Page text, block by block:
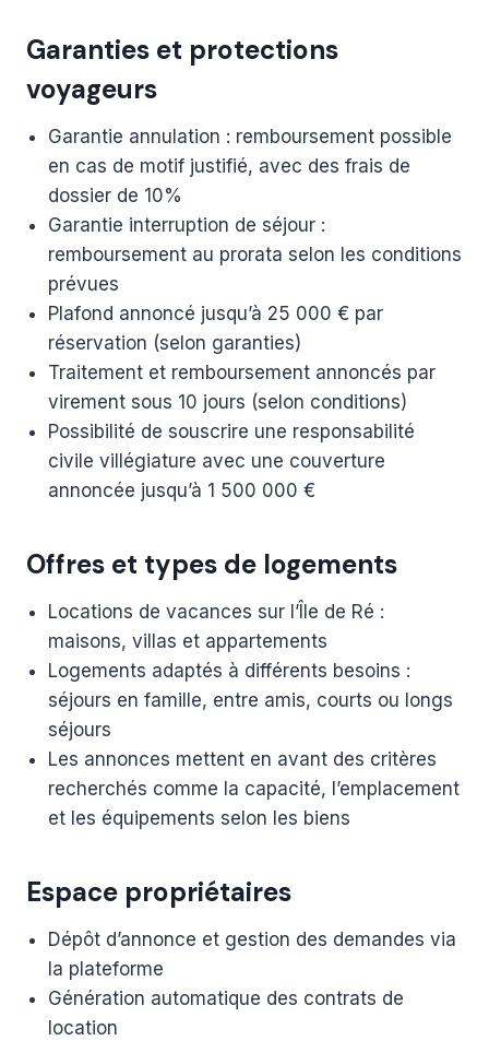
Garanties et protections
voyageurs
Garantie annulation : remboursement possible
en cas de motif justifié, avec des frais de
dossier de 10%
Garantie interruption de séjour :
remboursement au prorata selon les conditions
prévues
Plafond annoncé jusqu’à 25 000 € par
réservation (selon garanties)
Traitement et remboursement annoncés par
virement sous 10 jours (selon conditions)
Possibilité de souscrire une responsabilité
civile villégiature avec une couverture
annoncée jusqu’à 1 500 000 €
Offres et types de logements
Locations de vacances sur l’Île de Ré :
maisons, villas et appartements
Logements adaptés à différents besoins :
séjours en famille, entre amis, courts ou longs
séjours
Les annonces mettent en avant des critères
recherchés comme la capacité, l’emplacement
et les équipements selon les biens
Espace propriétaires
Dépôt d’annonce et gestion des demandes via
la plateforme
Génération automatique des contrats de
location